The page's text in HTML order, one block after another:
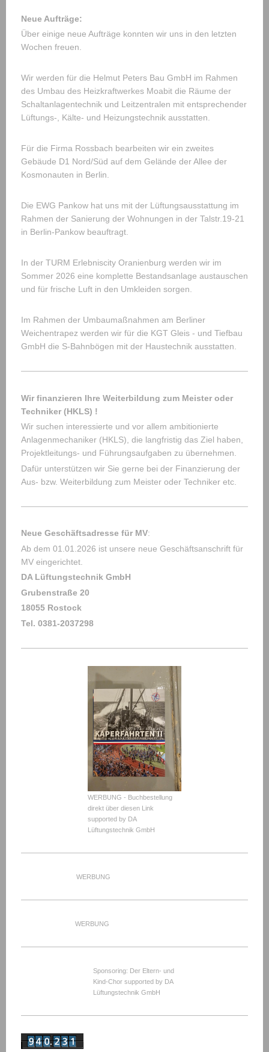
Neue Aufträge:
Über einige neue Aufträge konnten wir uns in den letzten
Wochen freuen.
Wir werden für die Helmut Peters Bau GmbH im Rahmen
des Umbau des Heizkraftwerkes Moabit die Räume der
Schaltanlagentechnik und Leitzentralen mit entsprechender
Lüftungs-, Kälte- und Heizungstechnik ausstatten.
Für die Firma Rossbach bearbeiten wir ein zweites
Gebäude D1 Nord/Süd auf dem Gelände der Allee der
Kosmonauten in Berlin.
Die EWG Pankow hat uns mit der Lüftungsausstattung im
Rahmen der Sanierung der Wohnungen in der Talstr.19-21
in Berlin-Pankow beauftragt.
In der TURM Erlebniscity Oranienburg werden wir im
Sommer 2026 eine komplette Bestandsanlage austauschen
und für frische Luft in den Umkleiden sorgen.
Im Rahmen der Umbaumaßnahmen am Berliner
Weichentrapez werden wir für die KGT Gleis - und Tiefbau
GmbH die S-Bahnbögen mit der Haustechnik ausstatten.
Wir finanzieren Ihre Weiterbildung zum Meister oder
Techniker (HKLS) !
Wir suchen interessierte und vor allem ambitionierte
Anlagenmechaniker (HKLS), die langfristig das Ziel haben,
Projektleitungs- und Führungsaufgaben zu übernehmen.
Dafür unterstützen wir Sie gerne bei der Finanzierung der
Aus- bzw. Weiterbildung zum Meister oder Techniker etc.
Neue Geschäftsadresse für MV:
Ab dem 01.01.2026 ist unsere neue Geschäftsanschrift für
MV eingerichtet.
DA Lüftungstechnik GmbH
Grubenstraße 20
18055 Rostock
Tel. 0381-2037298
WERBUNG - Buchbestellung
direkt über diesen Link
supported by DA
Lüftungstechnik GmbH
WERBUNG
WERBUNG
Sponsoring: Der Eltern- und
Kind-Chor supported by DA
Lüftungstechnik GmbH